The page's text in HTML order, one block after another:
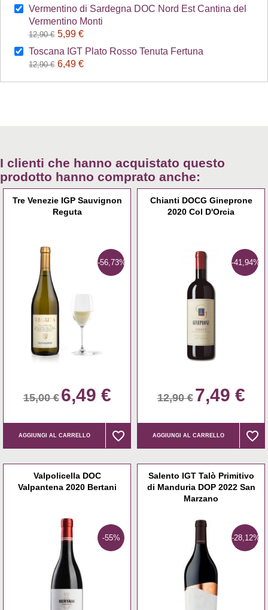
Vermentino di Sardegna DOC Nord Est Cantina del
Vermentino Monti
12,90 € 5,99 €
Toscana IGT Plato Rosso Tenuta Fertuna
12,90 € 6,49 €
I clienti che hanno acquistato questo
prodotto hanno comprato anche:
Tre Venezie IGP Sauvignon
Reguta
-56,73%
15,00 € 6,49 €
AGGIUNGI AL CARRELLO favorite_border
favorite_border
Chianti DOCG Gineprone
2020 Col D'Orcia
-41,94%
12,90 € 7,49 €
AGGIUNGI AL CARRELLO favorite_border
favorite_border
Valpolicella DOC
Valpantena 2020 Bertani
-55%
Salento IGT Talò Primitivo
di Manduria DOP 2022 San
Marzano
-28,12%